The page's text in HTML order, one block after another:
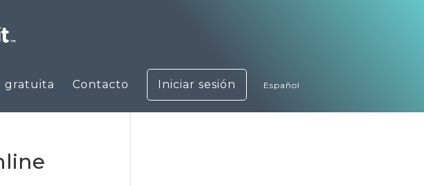
gratuita Contacto Iniciar sesión Español